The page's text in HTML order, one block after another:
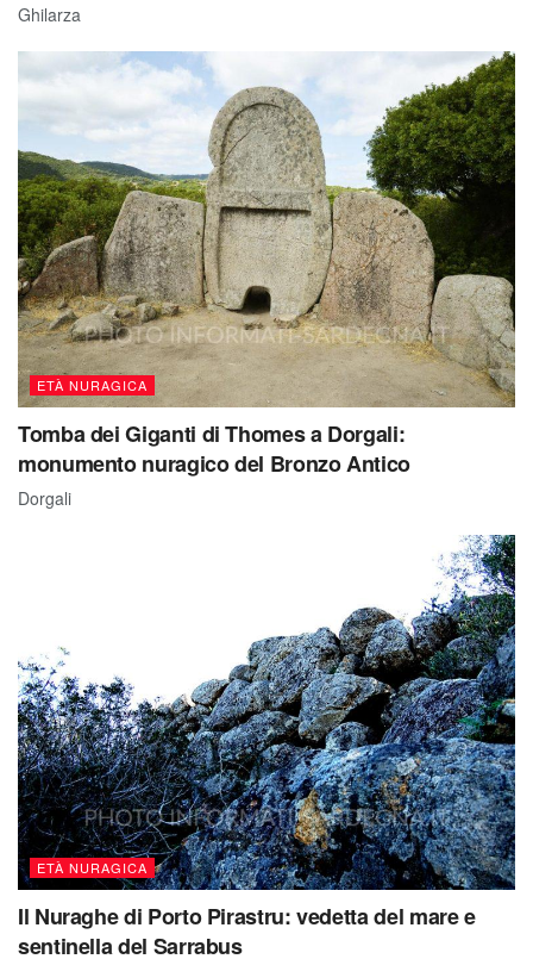
Ghilarza
ETÀ NURAGICA
Tomba dei Giganti di Thomes a Dorgali:
monumento nuragico del Bronzo Antico
Dorgali
ETÀ NURAGICA
Il Nuraghe di Porto Pirastru: vedetta del mare e
sentinella del Sarrabus